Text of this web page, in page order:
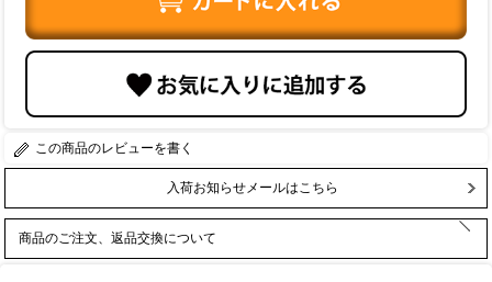
レビューを書く
入荷お知らせメールはこちら
商品のご注文、返品交換について